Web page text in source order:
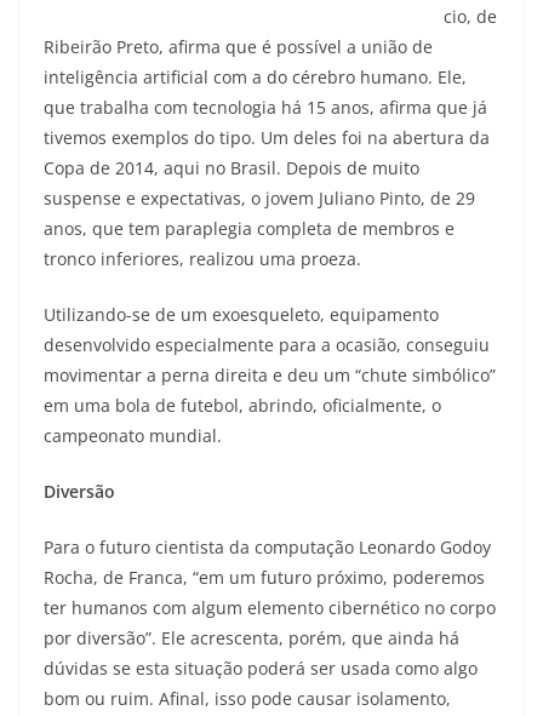
cio, de
Ribeirão Preto, afirma que é possível a união de
inteligência artificial com a do cérebro humano. Ele,
que trabalha com tecnologia há 15 anos, afirma que já
tivemos exemplos do tipo. Um deles foi na abertura da
Copa de 2014, aqui no Brasil. Depois de muito
suspense e expectativas, o jovem Juliano Pinto, de 29
anos, que tem paraplegia completa de membros e
tronco inferiores, realizou uma proeza.
Utilizando-se de um exoesqueleto, equipamento
desenvolvido especialmente para a ocasião, conseguiu
movimentar a perna direita e deu um “chute simbólico”
em uma bola de futebol, abrindo, oficialmente, o
campeonato mundial.
Diversão
Para o futuro cientista da computação Leonardo Godoy
Rocha, de Franca, “em um futuro próximo, poderemos
ter humanos com algum elemento cibernético no corpo
por diversão”. Ele acrescenta, porém, que ainda há
dúvidas se esta situação poderá ser usada como algo
bom ou ruim. Afinal, isso pode causar isolamento,